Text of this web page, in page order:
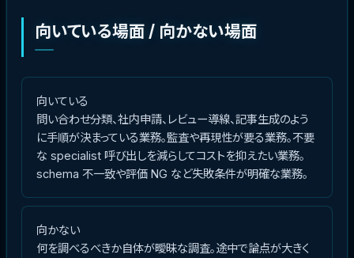
向いている場面 / 向かない場面
向いている
問い合わせ分類、社内申請、レビュー導線、記事生成のよう
に手順が決まっている業務。監査や再現性が要る業務。不要
な specialist 呼び出しを減らしてコストを抑えたい業務。
schema 不一致や評価 NG など失敗条件が明確な業務。
向かない
何を調べるべきか自体が曖昧な調査。途中で論点が大きく